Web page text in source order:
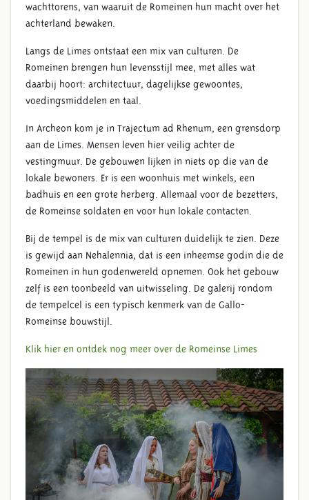
wachttorens, van waaruit de Romeinen hun macht over het
achterland bewaken.
Langs de Limes ontstaat een mix van culturen. De
Romeinen brengen hun levensstijl mee, met alles wat
daarbij hoort: architectuur, dagelijkse gewoontes,
voedingsmiddelen en taal.
In Archeon kom je in Trajectum ad Rhenum, een grensdorp
aan de Limes. Mensen leven hier veilig achter de
vestingmuur. De gebouwen lijken in niets op die van de
lokale bewoners. Er is een woonhuis met winkels, een
badhuis en een grote herberg. Allemaal voor de bezetters,
de Romeinse soldaten en voor hun lokale contacten.
Bij de tempel is de mix van culturen duidelijk te zien. Deze
is gewijd aan Nehalennia, dat is een inheemse godin die de
Romeinen in hun godenwereld opnemen. Ook het gebouw
zelf is een toonbeeld van uitwisseling. De galerij rondom
de tempelcel is een typisch kenmerk van de Gallo-
Romeinse bouwstijl.
Klik hier en ontdek nog meer over de Romeinse Limes